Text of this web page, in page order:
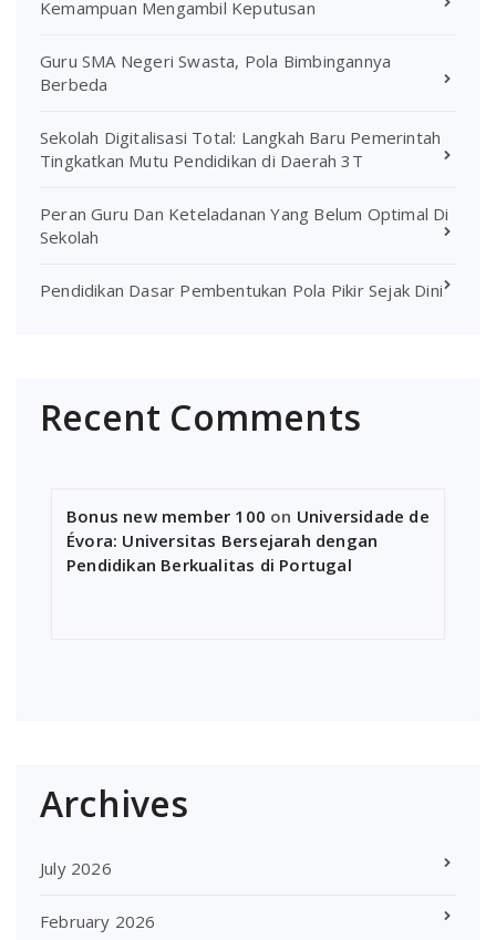
Kemampuan Mengambil Keputusan
Guru SMA Negeri Swasta, Pola Bimbingannya
Berbeda
Sekolah Digitalisasi Total: Langkah Baru Pemerintah
Tingkatkan Mutu Pendidikan di Daerah 3T
Peran Guru Dan Keteladanan Yang Belum Optimal Di
Sekolah
Pendidikan Dasar Pembentukan Pola Pikir Sejak Dini
Recent Comments
Bonus new member 100 on Universidade de
Évora: Universitas Bersejarah dengan
Pendidikan Berkualitas di Portugal
Archives
July 2026
February 2026